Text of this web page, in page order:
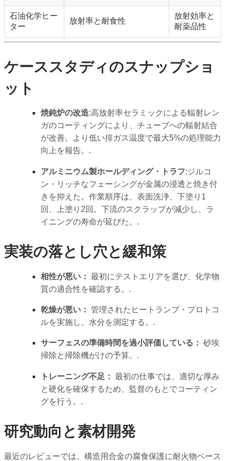
石油化学ヒー
ター
放射率と耐食性
放射効率と
耐薬品性
ケーススタディのスナップショ
ット
焼鈍炉の改造:高放射率セラミックによる輻射レン
ガのコーティングにより、チューブへの輻射結合
が改善。より低い排ガス温度で最大5%の処理能力
向上を報告。.
アルミニウム製ホールディング・トラフ:ジルコ
ン・リッチなフェーシングが金属の浸透と焼き付
きを抑えた。作業順序は、表面洗浄、下塗り1
回、上塗り2回。下流のスクラップが減少し、ラ
イニングの寿命が延びた。.
実装の落とし穴と緩和策
相性が悪い： 最初にテストエリアを選び、化学物
質の適合性を確認する。.
乾燥が悪い： 管理されたヒートランプ・プロトコ
ルを実施し、水分を測定する。.
サーフェスの準備時間を過小評価している： 砂埃
掃除と掃除機がけの予算。.
トレーニング不足： 最初の仕事では、適切な厚み
と硬化を確保するため、監督のもとでコーティン
グを行う。.
研究動向と素材開発
最近のレビューでは、構造用合金の腐食保護に耐火物ベース